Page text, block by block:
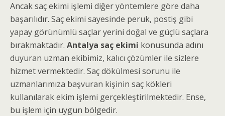
Ancak saç ekimi işlemi diğer yöntemlere göre daha
başarılıdır. Saç ekimi sayesinde peruk, postiş gibi
yapay görünümlü saçlar yerini doğal ve güçlü saçlara
bırakmaktadır. Antalya saç ekimi konusunda adını
duyuran uzman ekibimiz, kalıcı çözümler ile sizlere
hizmet vermektedir. Saç dökülmesi sorunu ile
uzmanlarımıza başvuran kişinin saç kökleri
kullanılarak ekim işlemi gerçekleştirilmektedir. Ense,
bu işlem için uygun bölgedir.